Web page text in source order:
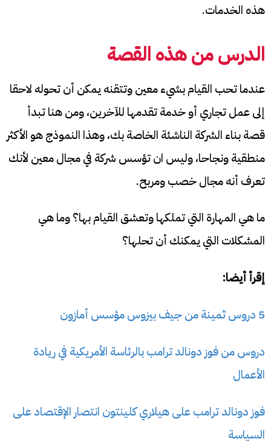
هذه الخدمات.
الدرس من هذه القصة
عندما تحب القيام بشيء معين وتتقنه يمكن أن تحوله لاحقا
إلى عمل تجاري أو خدمة تقدمها للآخرين، ومن هنا تبدأ
قصة بناء الشركة الناشئة الخاصة بك، وهذا النموذج هو الأكثر
منطقية ونجاحا، وليس ان تؤسس شركة في مجال معين لأنك
تعرف أنه مجال خصب ومربح.
ما هي المهارة التي تملكها وتعشق القيام بها؟ وما هي
المشكلات التي يمكنك أن تحلها؟
إقرأ أيضا:
5 دروس ثمينة من جيف بيزوس مؤسس أمازون
دروس من فوز دونالد ترامب بالرئاسة الأمريكية في ريادة
الأعمال
فوز دونالد ترامب على هيلاري كلينتون انتصار الإقتصاد على
السياسة